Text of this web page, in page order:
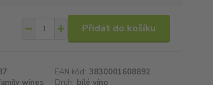
Přidat do košíku
EAN kód: 3830001608892
wines
Druh: bílé víno